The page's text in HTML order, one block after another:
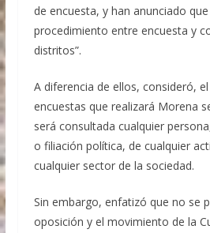
de encuesta, y han anunciado
procedimiento entre encuesta y
distritos”.
A diferencia de ellos, consideró,
encuestas que realizará Morena
será consultada cualquier
o filiación política, de cualquier
cualquier sector de la sociedad.
Sin embargo, enfatizó que no se
oposición y el movimiento de la